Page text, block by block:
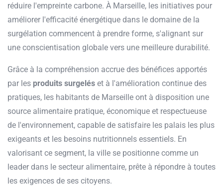
réduire l'empreinte carbone. À Marseille, les initiatives pour
améliorer l'efficacité énergétique dans le domaine de la
surgélation commencent à prendre forme, s'alignant sur
une conscientisation globale vers une meilleure durabilité.
Grâce à la compréhension accrue des bénéfices apportés
par les produits surgelés et à l'amélioration continue des
pratiques, les habitants de Marseille ont à disposition une
source alimentaire pratique, économique et respectueuse
de l'environnement, capable de satisfaire les palais les plus
exigeants et les besoins nutritionnels essentiels. En
valorisant ce segment, la ville se positionne comme un
leader dans le secteur alimentaire, prête à répondre à toutes
les exigences de ses citoyens.